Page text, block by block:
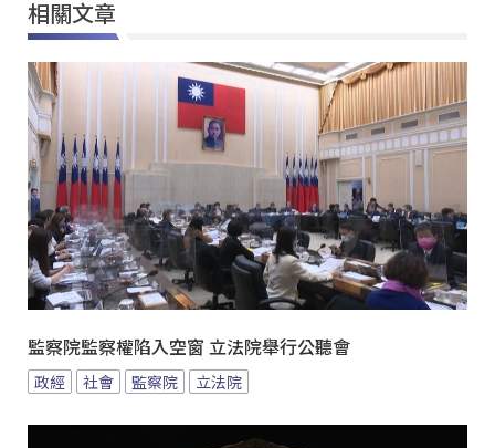
相關文章
監察院監察權陷入空窗 立法院舉行公聽會
政經 社會 監察院 立法院